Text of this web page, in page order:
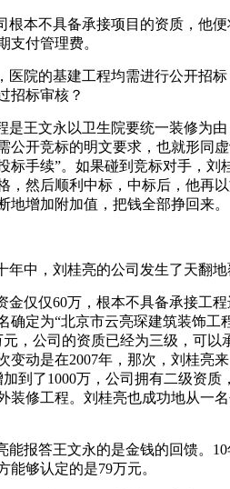
根本不具备承接项目的资质，他
支付管理费。
医院的基建工程均需进行公开招
招标审核？
是王文永以卫生院要统一装修为
公开竞标的明文要求，也就形同
标手续”。如果碰到竞标对手，刘
，然后顺利中标，中标后，他再
地增加附加值，把钱全部挣回来。
年中，刘桂亮的公司发生了天翻
金仅仅60万，根本不具备承接工
确定为“北京市云亮琛建筑装饰工
，公司的资质已经为三级，可以
变动是在2007年，那次，刘桂亮
到了1000万，公司拥有二级资质
装修工程。刘桂亮也成功地从一
能报答王文永的是金钱的回馈。
能够认定的是79万元。